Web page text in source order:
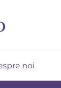
noi